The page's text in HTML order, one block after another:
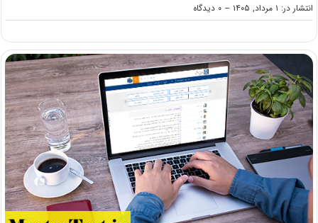
انتشار در: ۱ مرداد, ۱۴۰۵ -- ۰ دیدگاه
on
پذیرش
ارشد
استاد
محور
دانشگاه
ملایر
۱۴۰۵